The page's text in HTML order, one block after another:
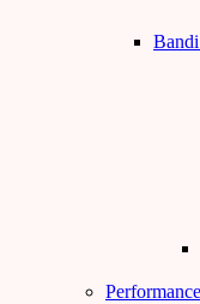
Performance